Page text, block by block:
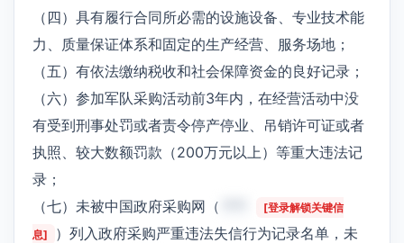
（四）具有履行合同所必需的设施设备、专业技术能
力、质量保证体系和固定的生产经营、服务场地；
（五）有依法缴纳税收和社会保障资金的良好记录；
（六）参加军队采购活动前3年内，在经营活动中没
有受到刑事处罚或者责令停产停业、吊销许可证或者
执照、较大数额罚款（200万元以上）等重大违法记
录；
（七）未被中国政府采购网（
[登录解锁关键信
息]
）列入政府采购严重违法失信行为记录名单，未